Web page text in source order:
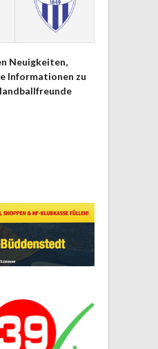
Neuigkeiten,
Informationen zu